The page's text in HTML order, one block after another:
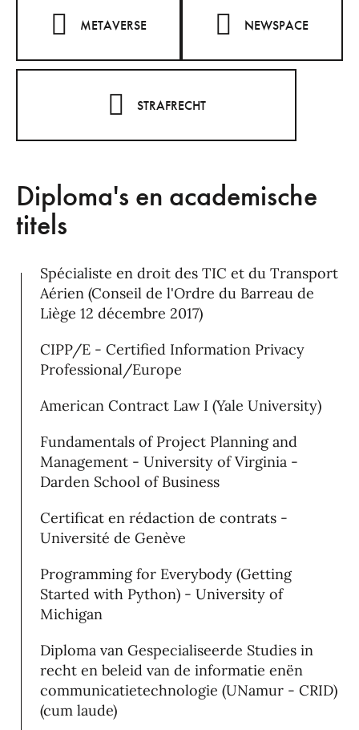
METAVERSE NEWSPACE
STRAFRECHT
Diploma's en academische
titels
Spécialiste en droit des TIC et du Transport
Aérien (Conseil de l'Ordre du Barreau de
Liège 12 décembre 2017)
CIPP/E - Certified Information Privacy
Professional/Europe
American Contract Law I (Yale University)
Fundamentals of Project Planning and
Management - University of Virginia -
Darden School of Business
Certificat en rédaction de contrats -
Université de Genève
Programming for Everybody (Getting
Started with Python) - University of
Michigan
Diploma van Gespecialiseerde Studies in
recht en beleid van de informatie enën
communicatietechnologie (UNamur - CRID)
(cum laude)